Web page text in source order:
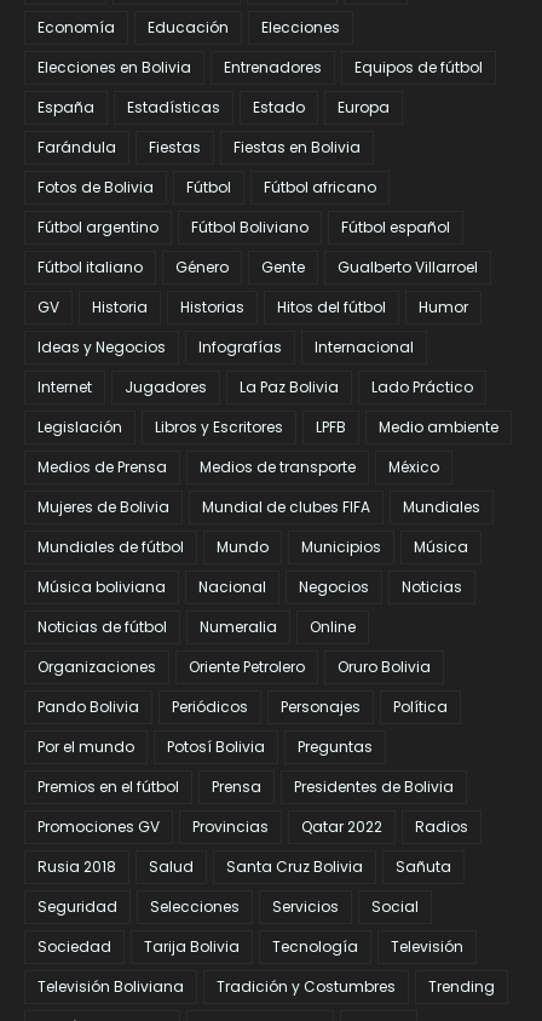
Economía
Educación
Elecciones
Elecciones en Bolivia
Entrenadores
Equipos de fútbol
España
Estadísticas Estado
Europa
Farándula
Fiestas
Fiestas en Bolivia
Fotos de Bolivia
Fútbol
Fútbol africano
Fútbol argentino
Fútbol Boliviano
Fútbol español
Fútbol italiano
Género Gente
Gualberto Villarroel
GV
Historia Historias Hitos del fútbol
Humor
Ideas y Negocios
Infografías
Internacional
Internet
Jugadores La Paz Bolivia
Lado Práctico
Legislación
Libros y Escritores LPFB
Medio ambiente
Medios de Prensa
Medios de transporte
México
Mujeres de Bolivia
Mundial de clubes FIFA
Mundiales
Mundiales de fútbol
Mundo Municipios
Música
Música boliviana
Nacional Negocios
Noticias
Noticias de fútbol
Numeralia
Online
Organizaciones
Oriente Petrolero
Oruro Bolivia
Pando Bolivia
Periódicos Personajes
Política
Por el mundo
Potosí Bolivia
Preguntas
Premios en el fútbol
Prensa
Presidentes de Bolivia
Promociones GV
Provincias Qatar 2022
Radios
Rusia 2018
Salud Santa Cruz Bolivia
Sañuta
Seguridad
Selecciones Servicios
Social
Sociedad
Tarija Bolivia Tecnología
Televisión
Televisión Boliviana
Tradición y Costumbres
Trending